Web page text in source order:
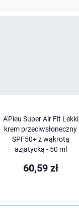
A'Pieu Super Air Fit Lekki
krem przeciwsłoneczny
SPF50+ z wąkrotą
azjatycką - 50 ml
60,59 zł